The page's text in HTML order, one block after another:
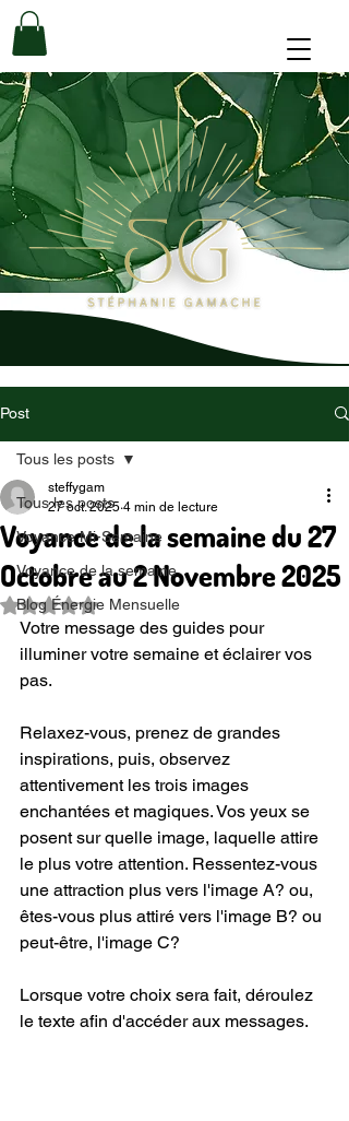
Post
Tous les posts
Voyance Mi-Semaine
Voyance de la semaine
Blog Énergie Mensuelle
Tous les posts
Voyance de la semaine du 27
Octobre au 2 Novembre 2025
steffygam
27 oct. 2025 4 min de lecture
Noté NaN étoiles sur 5.
Votre message des guides pour
illuminer votre semaine et éclairer vos
pas.
Relaxez-vous, prenez de grandes
inspirations, puis, observez
attentivement les trois images
enchantées et magiques. Vos yeux se
posent sur quelle image, laquelle attire
le plus votre attention. Ressentez-vous
une attraction plus vers l'image A? ou,
êtes-vous plus attiré vers l'image B? ou
peut-être, l'image C?
Lorsque votre choix sera fait, déroulez
le texte afin d'accéder aux messages.